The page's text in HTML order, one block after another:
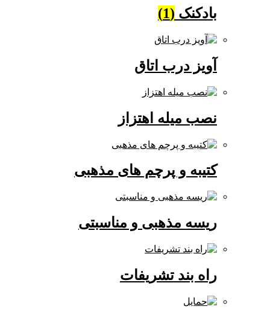
آویز درب اتاق
نصب میله اهتزاز
کتیبه و پرچم های مذهبی
ریسه مذهبی و مناسبتی
راه بند تشریفات